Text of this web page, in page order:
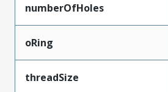
numberOfHoles
oRing
threadSize